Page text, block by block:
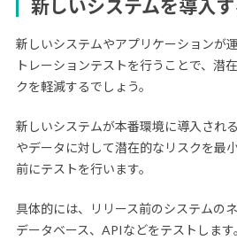
新しいシステムを導入
新しいシステムやアプリケーションが
トレーションテストを行うことで、潜
クを軽減するでしょう。
新しいシステムが本番環境に導入され
やデータに対して潜在的なリスクを最
前にテストを行います。
具体的には、リリース前のシステムの
データベース、APIなどをテストします。